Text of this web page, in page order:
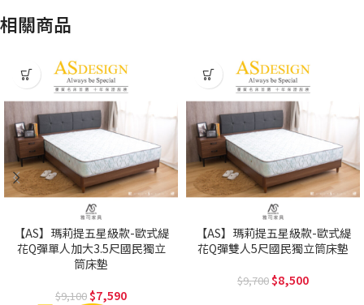
相關商品
【AS】瑪莉提五星級款-歐式緹
花Q彈單人加大3.5尺國民獨立
筒床墊
9,100 7,590
【AS】瑪莉提五星級款-歐式緹
花Q彈雙人5尺國民獨立筒床墊
9,700 8,500